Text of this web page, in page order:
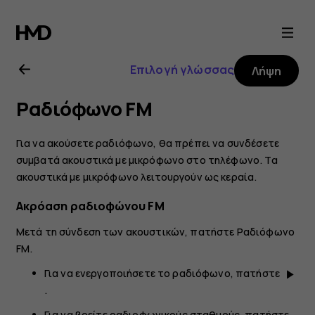
Οδηγίες
χρήσης
Nokia
6.2
Επιλογή γλώσσας Λήψη
Ραδιόφωνο FM
Για να ακούσετε ραδιόφωνο, θα πρέπει να συνδέσετε
συμβατά ακουστικά με μικρόφωνο στο τηλέφωνο. Τα
ακουστικά με μικρόφωνο λειτουργούν ως κεραία.
Ακρόαση ραδιοφώνου FM
Μετά τη σύνδεση των ακουστικών, πατήστε Ραδιόφωνο
FM.
Για να ενεργοποιήσετε το ραδιόφωνο, πατήστε play_arrow
.